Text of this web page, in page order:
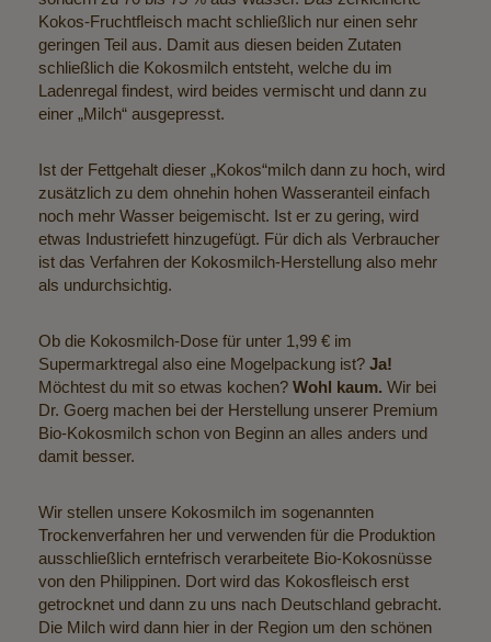
Kokos-Fruchtfleisch macht schließlich nur einen sehr
geringen Teil aus. Damit aus diesen beiden Zutaten
schließlich die Kokosmilch entsteht, welche du im
Ladenregal findest, wird beides vermischt und dann zu
einer „Milch“ ausgepresst.
Ist der Fettgehalt dieser „Kokos“milch dann zu hoch, wird
zusätzlich zu dem ohnehin hohen Wasseranteil einfach
noch mehr Wasser beigemischt. Ist er zu gering, wird
etwas Industriefett hinzugefügt. Für dich als Verbraucher
ist das Verfahren der Kokosmilch-Herstellung also mehr
als undurchsichtig.
Ob die Kokosmilch-Dose für unter 1,99 € im
Supermarktregal also eine Mogelpackung ist? Ja!
Möchtest du mit so etwas kochen? Wohl kaum. Wir bei
Dr. Goerg machen bei der Herstellung unserer Premium
Bio-Kokosmilch schon von Beginn an alles anders und
damit besser.
Wir stellen unsere Kokosmilch im sogenannten
Trockenverfahren her und verwenden für die Produktion
ausschließlich erntefrisch verarbeitete Bio-Kokosnüsse
von den Philippinen. Dort wird das Kokosfleisch erst
getrocknet und dann zu uns nach Deutschland gebracht.
Die Milch wird dann hier in der Region um den schönen